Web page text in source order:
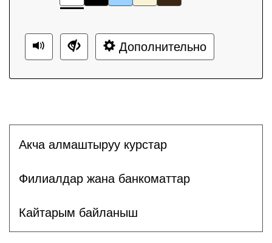
Дополнительно
Акча алмаштыруу курстар
Филиалдар жана банкоматтар
Кайтарым байланыш